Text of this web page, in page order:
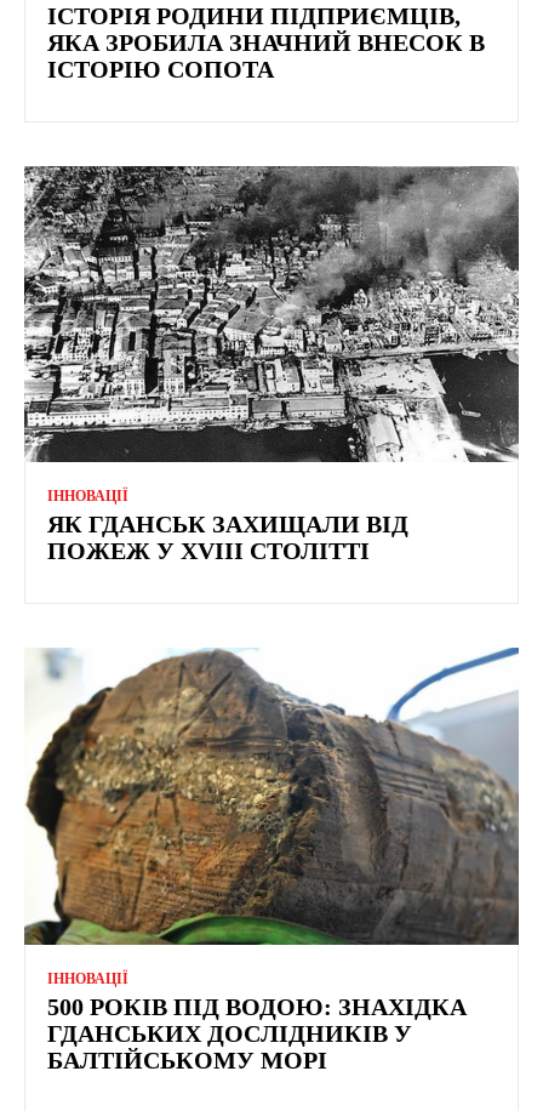
ІСТОРІЯ РОДИНИ ПІДПРИЄМЦІВ,
ЯКА ЗРОБИЛА ЗНАЧНИЙ ВНЕСОК В
ІСТОРІЮ СОПОТА
ІННОВАЦІЇ
ЯК ГДАНСЬК ЗАХИЩАЛИ ВІД
ПОЖЕЖ У XVIII СТОЛІТТІ
ІННОВАЦІЇ
500 РОКІВ ПІД ВОДОЮ: ЗНАХІДКА
ГДАНСЬКИХ ДОСЛІДНИКІВ У
БАЛТІЙСЬКОМУ МОРІ